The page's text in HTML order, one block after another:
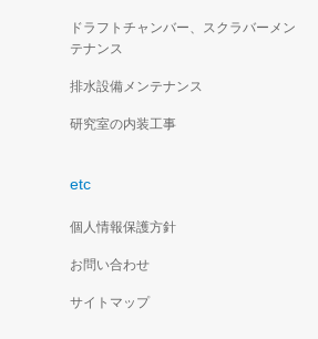
ドラフトチャンバー、スクラバーメン
テナンス
排水設備メンテナンス
研究室の内装工事
etc
個人情報保護方針
お問い合わせ
サイトマップ